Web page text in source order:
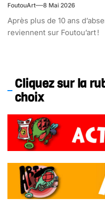
FoutouArt 8 Mai 2026
Après plus de 10 ans
reviennent sur Foutou’art !
Cliquez sur la
choix